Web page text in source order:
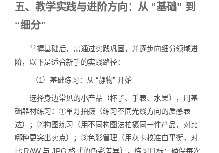
五、教学实践与进阶方向：从 “基础” 到
“细分”
掌握基础后，需通过实践巩固，并逐步向细分领域进
阶，以下是适合新手的实践路径：
（1）基础练习：从 “静物” 开始
选择身边常见的小产品（杯子、手表、水果），用基
础器材练习：①单灯拍摄（练习不同光线方向的质感表
达）；②构图练习（用不同构图法拍摄同一件产品，对比
哪种更突出卖点）；③色彩管理（用灰卡校准白平衡，对
比 RAW 与 JPG 格式的色彩差异）。练习目标：确保每次